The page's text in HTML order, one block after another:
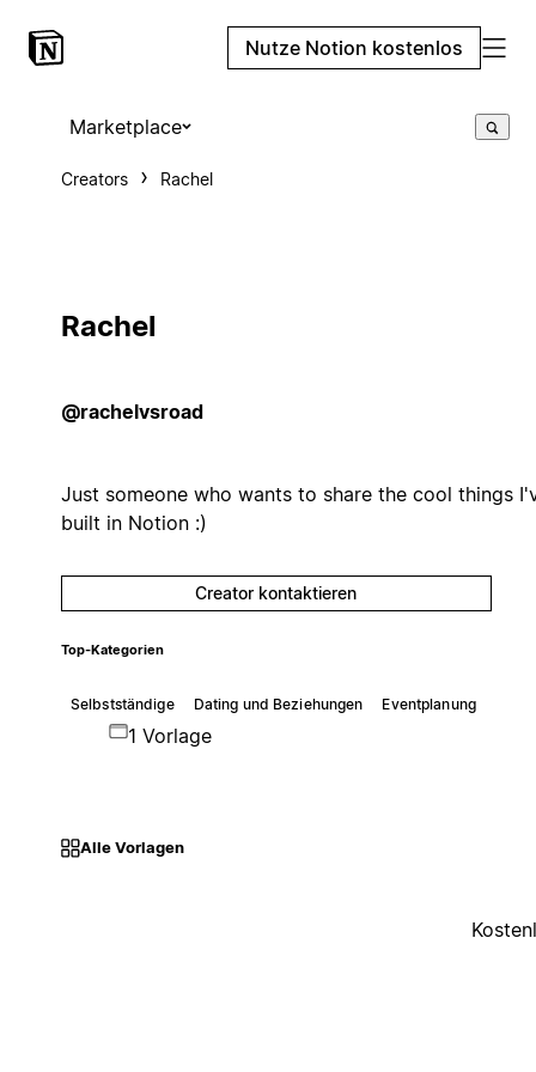
Nutze Notion kostenlos
Marketplace
Creators Rachel
Rachel
@rachelvsroad
Just someone who wants to share the cool things
built in Notion :)
Creator kontaktieren
Top-Kategorien
Selbstständige Dating und Beziehungen Eventplanung
1 Vorlage
Alle Vorlagen